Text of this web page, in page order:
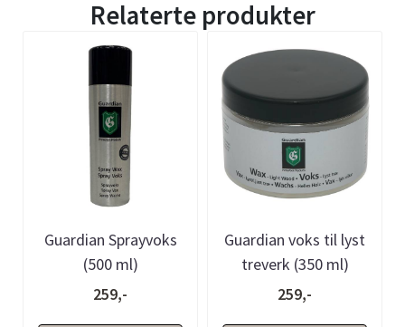
Relaterte produkter
Guardian Sprayvoks
(500 ml)
259,-
Guardian voks til lyst
treverk (350 ml)
259,-